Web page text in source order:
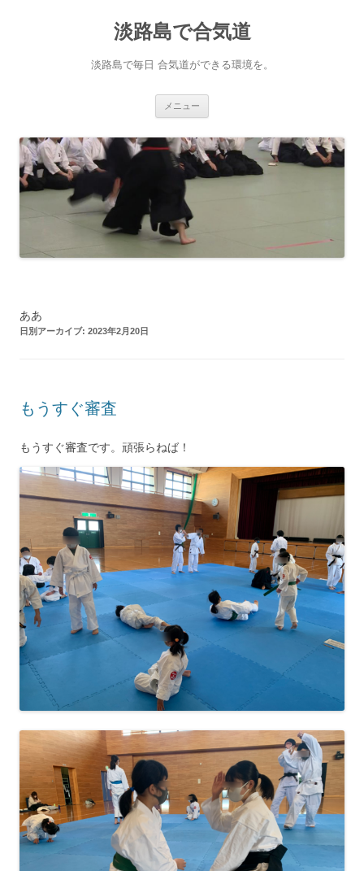
淡路島で合気道
淡路島で毎日 合気道ができる環境を。
メニュー
ああ
日別アーカイブ: 2023年2月20日
もうすぐ審査
もうすぐ審査です。頑張らねば！